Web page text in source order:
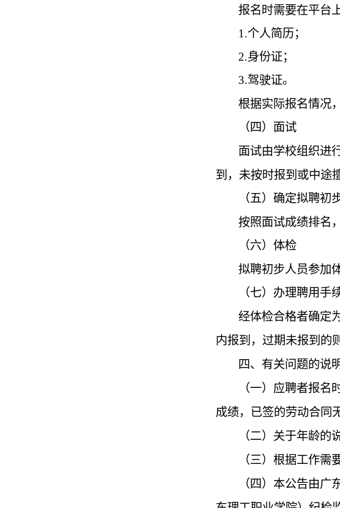
报名时需要在平台
1.个人简历；
2.身份证；
3.驾驶证。
根据实际报名情况
（四）面试
面试由学校组织进
到，未按时报到或中途
（五）确定拟聘初
按照面试成绩排名
（六）体检
拟聘初步人员参加
（七）办理聘用手
经体检合格者确定
内报到，过期未报到的
四、有关问题的说
（一）应聘者报
成绩，已签的劳动合同
（二）关于年龄的
（三）根据工作需
（四）本公告由